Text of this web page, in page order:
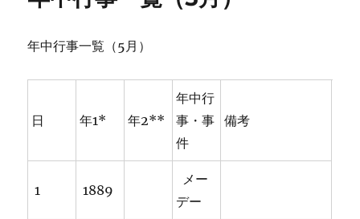
年中行事一覧（5月）
日 年1* 年2**
年中行
事・事
件
備考
1 1889
メー
デー